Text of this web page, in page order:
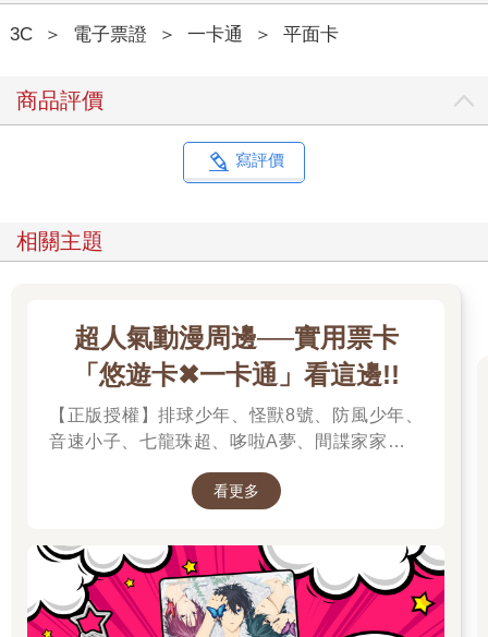
3C ＞ 電子票證 ＞ 一卡通 ＞ 平面卡
商品評價
寫評價
相關主題
超人氣動漫周邊──實用票卡
「悠遊卡✖一卡通」看這邊!!
【正版授權】排球少年、怪獸8號、防風少年、
音速小子、七龍珠超、哆啦A夢、間諜家家酒、
滾、美少女戰士、Free!男子游泳部、寶可夢、音
諾貝塔
看更多